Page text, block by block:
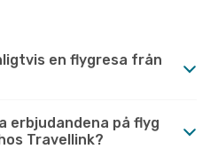
en flygresa från
erbjudandena på flyg
Travellink?